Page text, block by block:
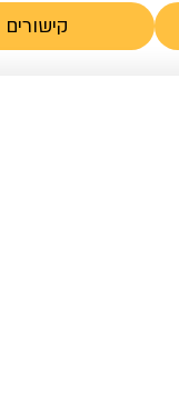
קישורים